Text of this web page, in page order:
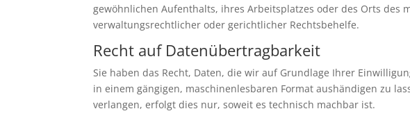
gewöhnlichen Aufenthalts, ihres Arbeitsplatzes oder des Orts des
verwaltungsrechtlicher oder gerichtlicher Rechtsbehelfe.
Recht auf Daten­übertrag­barkeit
Sie haben das Recht, Daten, die wir auf Grundlage Ihrer
in einem gängigen, maschinenlesbaren Format aushändigen zu
verlangen, erfolgt dies nur, soweit es technisch machbar ist.